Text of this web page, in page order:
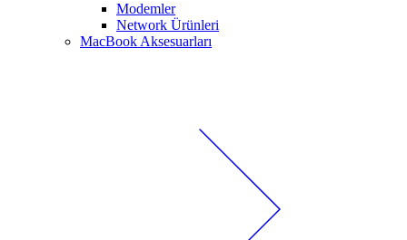
Modemler
Network Ürünleri
MacBook Aksesuarları